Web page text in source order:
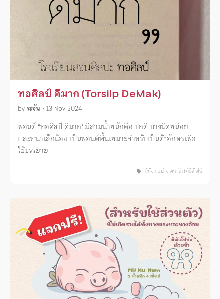
ทอศิลป์ ดีมาก (Torsilp DeMak)
byระจัน • 13 Nov 2024
ฟอนต์ “ทอศิลป์ ดีมาก“ มีสามน้ำหนักคือ ปกติ บางนิดหน่อย
และหนาเล็กน้อย เป็นฟอนต์พื้นเหมาะสำหรับเป็นตัวอักษรเพื่อ
ใช้บรรยาย
ใช้งานเชิงพาณิชย์ได้ฟรี